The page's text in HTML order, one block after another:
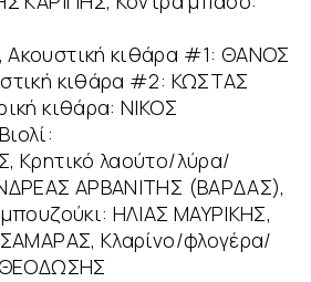
κιθάρα #1: ΘΑΝΟΣ
κιθάρα #2: ΚΩΣΤΑΣ
κιθάρα: ΝΙΚΟΣ
Κρητικό λαούτο/λύρα/
ΑΡΒΑΝΙΤΗΣ (ΒΑΡΔΑΣ),
ΗΛΙΑΣ ΜΑΥΡΙΚΗΣ,
Κλαρίνο/φλογέρα/
ΘΕΟΔΩΣΗΣ